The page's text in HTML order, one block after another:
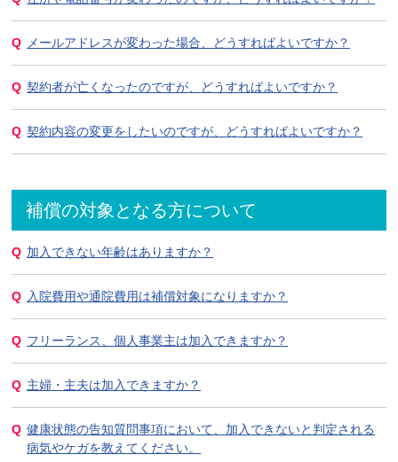
メールアドレスが変わった場合、どうすればよいですか？
契約者が亡くなったのですが、どうすればよいですか？
契約内容の変更をしたいのですが、どうすればよいですか？
補償の対象となる方について
加入できない年齢はありますか？
入院費用や通院費用は補償対象になりますか？
フリーランス、個人事業主は加入できますか？
主婦・主夫は加入できますか？
健康状態の告知質問事項において、加入できないと判定される
病気やケガを教えてください。